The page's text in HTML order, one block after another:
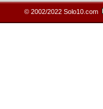
© 2002/2022 Solo10.com